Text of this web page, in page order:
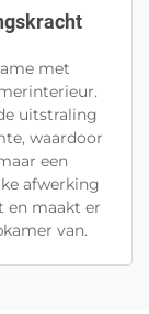
met
uitstraling
waardoor
een
afwerking
en maakt er
van.